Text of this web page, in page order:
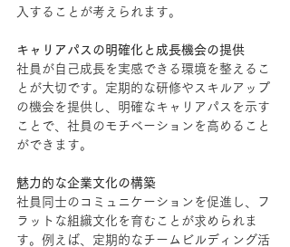
入することが考えられます。
キャリアパスの明確化と成長機会の提供
社員が自己成長を実感できる環境を整えるこ
とが大切です。定期的な研修やスキルアップ
の機会を提供し、明確なキャリアパスを示す
ことで、社員のモチベーションを高めること
ができます。
魅力的な企業文化の構築
社員同士のコミュニケーションを促進し、フ
ラットな組織文化を育むことが求められま
す。例えば、定期的なチームビルディング活